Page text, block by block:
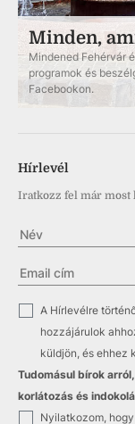
Minden,
Mindened Fehérvár
programok és
Facebookon.
Hírlevél
Iratkozz fel már
A Hírlevélre
hozzájárulok
küldjön, és ehhez
Tudomásul bírok
korlátozás és
Nyilatkozom,